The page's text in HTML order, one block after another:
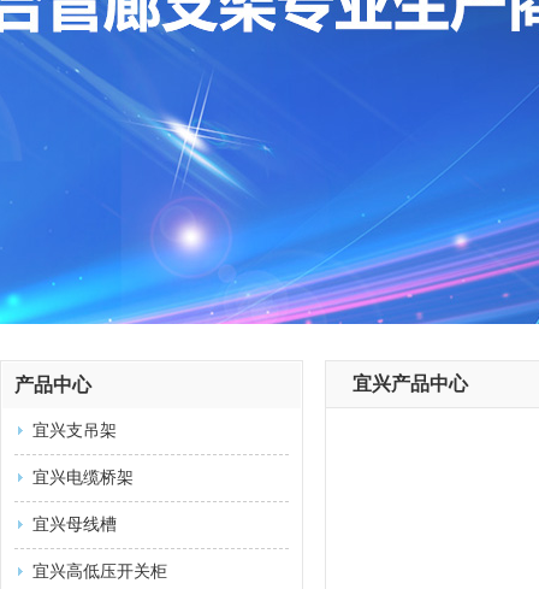
产品中心
宜兴支吊架
宜兴电缆桥架
宜兴母线槽
宜兴高低压开关柜
宜兴产品中心